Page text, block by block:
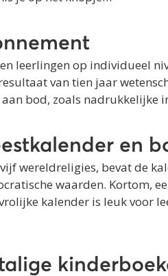
leerlingen op individueel
van tien jaar
bod, zoals
en
wereldreligies, bevat de
waarden. Kortom,
kalender is leuk voor